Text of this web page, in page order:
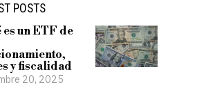
POSTS
es un ETF de
y fiscalidad
20, 2025